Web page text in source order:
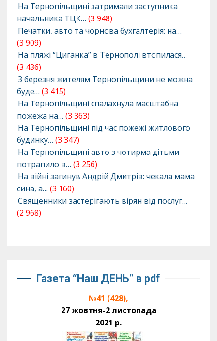
На Тернопільщині затримали заступника
начальника ТЦК… (3 948)
Печатки, авто та чорнова бухгалтерія: на…
(3 909)
На пляжі “Циганка” в Тернополі втопилася…
(3 436)
З березня жителям Тернопільщини не можна
буде… (3 415)
На Тернопільщині спалахнула масштабна
пожежа на… (3 363)
На Тернопільщині під час пожежі житлового
будинку… (3 347)
На Тернопільщині авто з чотирма дітьми
потрапило в… (3 256)
На війні загинув Андрій Дмитрів: чекала мама
сина, а… (3 160)
Священники застерігають вірян від послуг…
(2 968)
Газета “Наш ДЕНЬ” в pdf
№41 (428),
27 жовтня-2 листопада
2021 р.